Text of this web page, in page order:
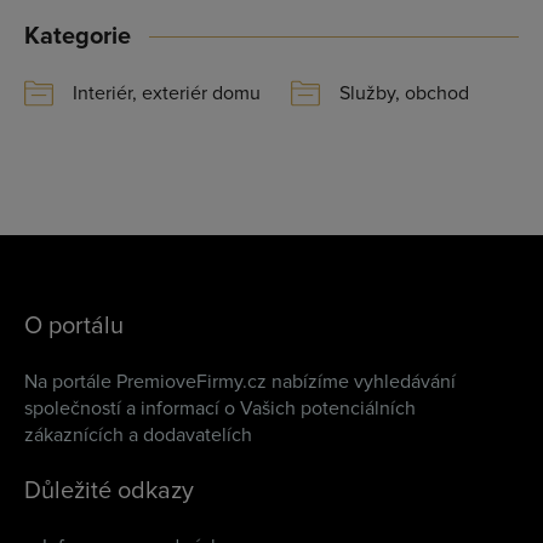
Kategorie
Interiér, exteriér domu Služby, obchod
O portálu
Na portále PremioveFirmy.cz nabízíme vyhledávání
společností a informací o Vašich potenciálních
zákaznících a dodavatelích
Důležité odkazy